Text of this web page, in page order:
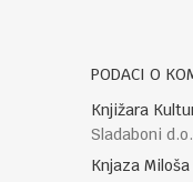
PODACI O
Knjižara
Sladaboni
Knjaza Miloša